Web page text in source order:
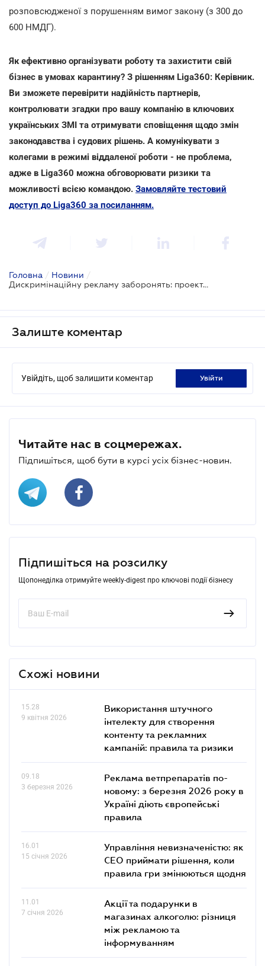
розповсюдженої з порушенням вимог закону (з 300 до
600 НМДГ).
Як ефективно організувати роботу та захистити свій
бізнес в умовах карантину? З рішенням Liga360: Керівник.
Ви зможете перевірити надійність партнерів,
контролювати згадки про вашу компанію в ключових
українських ЗМІ та отримувати сповіщення щодо змін
законодавства і судових рішень. А комунікувати з
колегами в режимі віддаленої роботи - не проблема,
адже в Liga360 можна обговорювати ризики та
можливості всією командою. Замовляйте тестовий
доступ до Liga360 за посиланням.
Головна / Новини /
Дискримінаційну рекламу заборонять: проект прийнято за основу
Залиште коментар
Увійдіть, щоб залишити коментар увійти
Читайте нас в соцмережах.
Підпишіться, щоб бути в курсі усіх бізнес-новин.
Підпишіться на розсилку
Щопонеділка отримуйте weekly-digest про ключові події бізнесу
Схожі новини
15.28
9 квітня 2026
Використання штучного
інтелекту для створення
контенту та рекламних
кампаній: правила та ризики
09.18
3 березня 2026
Реклама ветпрепаратів по-
новому: з березня 2026 року в
Україні діють європейські
правила
16.01
15 січня 2026
Управління невизначеністю: як
СЕО приймати рішення, коли
правила гри змінюються щодня
11.01
7 січня 2026
Акції та подарунки в
магазинах алкоголю: різниця
між рекламою та
інформуванням